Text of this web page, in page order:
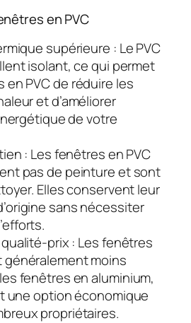
en PVC
supérieure : Le PVC
isolant, ce qui permet
en PVC de réduire les
et d’améliorer
de votre
: Les fenêtres en PVC
pas de peinture et sont
Elles conservent leur
sans nécessiter
prix : Les fenêtres
généralement moins
fenêtres en aluminium,
une option économique
propriétaires.